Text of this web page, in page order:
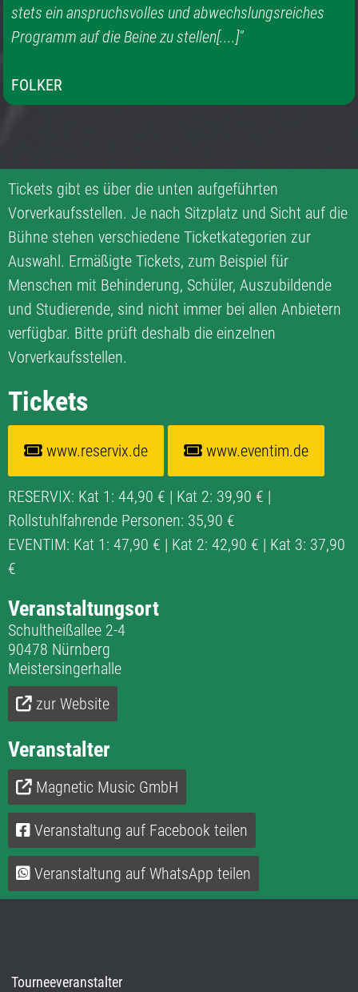
stets ein anspruchsvolles und abwechslungsreiches
Programm auf die Beine zu stellen[....]"
FOLKER
Tickets gibt es über die unten aufgeführten
Vorverkaufsstellen. Je nach Sitzplatz und Sicht auf die
Bühne stehen verschiedene Ticketkategorien zur
Auswahl. Ermäßigte Tickets, zum Beispiel für
Menschen mit Behinderung, Schüler, Auszubildende
und Studierende, sind nicht immer bei allen Anbietern
verfügbar. Bitte prüft deshalb die einzelnen
Vorverkaufsstellen.
Tickets
www.reservix.de www.eventim.de
RESERVIX: Kat 1: 44,90 € | Kat 2: 39,90 € |
Rollstuhlfahrende Personen: 35,90 €
EVENTIM: Kat 1: 47,90 € | Kat 2: 42,90 € | Kat 3: 37,90
€
Veranstaltungsort
Schultheißallee 2-4
90478 Nürnberg
Meistersingerhalle
zur Website
Veranstalter
Magnetic Music GmbH
Veranstaltung auf Facebook teilen
Veranstaltung auf WhatsApp teilen
Tourneeveranstalter